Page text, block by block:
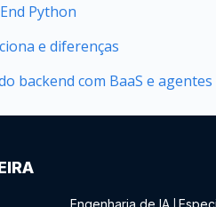
Python
e diferenças
backend com BaaS e agentes
Engenharia de IA